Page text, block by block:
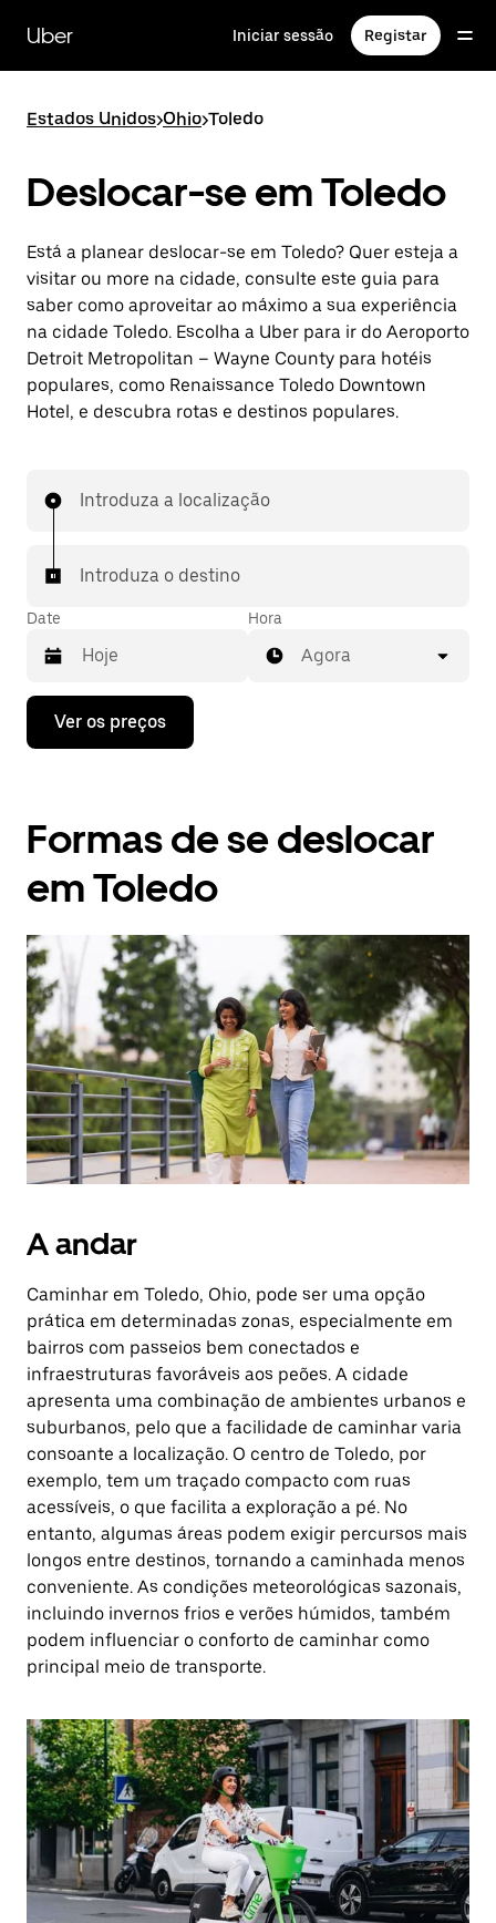
para
conteúdo
Uber Iniciar sessão Registar
Estados Unidos>Ohio>Toledo
Deslocar-se em Toledo
Está a planear deslocar-se em Toledo? Quer esteja a
visitar ou more na cidade, consulte este guia para
saber como aproveitar ao máximo a sua experiência
na cidade Toledo. Escolha a Uber para ir do Aeroporto
Detroit Metropolitan – Wayne County para hotéis
populares, como Renaissance Toledo Downtown
Hotel, e descubra rotas e destinos populares.
Introduza a localização
Introduza o destino
Date
Prima
tecla
interagir
com
calendário
uma
data.
Prima
o
botão
Esc
para
fechar
o
calendário.
Hora
Agora
Ver os preços
Formas de se deslocar
em Toledo
A andar
Caminhar em Toledo, Ohio, pode ser uma opção
prática em determinadas zonas, especialmente em
bairros com passeios bem conectados e
infraestruturas favoráveis aos peões. A cidade
apresenta uma combinação de ambientes urbanos e
suburbanos, pelo que a facilidade de caminhar varia
consoante a localização. O centro de Toledo, por
exemplo, tem um traçado compacto com ruas
acessíveis, o que facilita a exploração a pé. No
entanto, algumas áreas podem exigir percursos mais
longos entre destinos, tornando a caminhada menos
conveniente. As condições meteorológicas sazonais,
incluindo invernos frios e verões húmidos, também
podem influenciar o conforto de caminhar como
principal meio de transporte.